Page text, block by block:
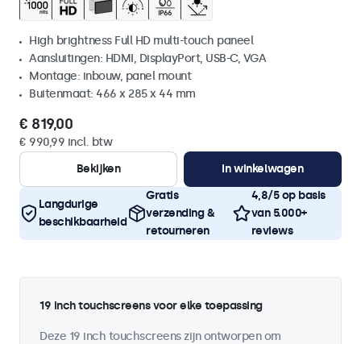
High brightness Full HD multi-touch paneel
Aansluitingen: HDMI, DisplayPort, USB-C, VGA
Montage: inbouw, panel mount
Buitenmaat: 466 x 285 x 44 mm
€ 819,00
€ 990,99 incl. btw
Bekijken
In winkelwagen
Langdurige
beschikbaarheid
Gratis
verzending &
retourneren
4,8/5 op basis
van 5.000+
reviews
19 inch touchscreens voor elke toepassing
Deze 19 inch touchscreens zijn ontworpen om